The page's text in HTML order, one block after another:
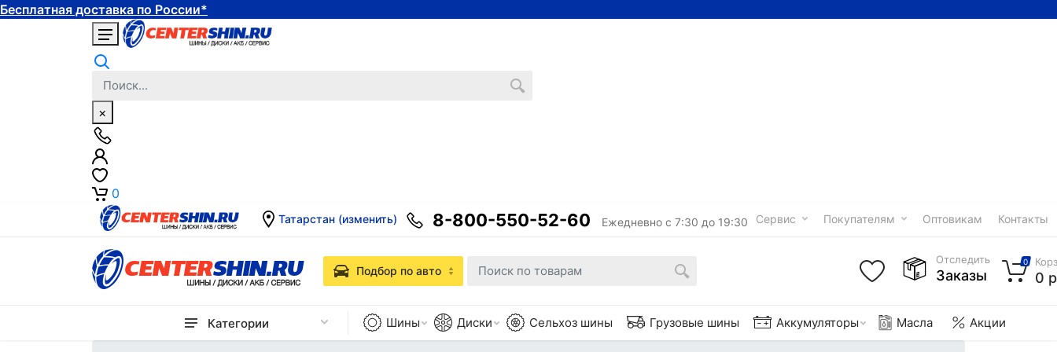
Бесплатная доставка по России*
×
0
Татарстан (изменить) 8-800-550-52-60 Ежедневно с 7:30 до 19:30 Сервис Покупателям Оптовикам Контакты
Категории Шины Диски Сельхоз шины Грузовые шины Аккумуляторы Масла Акции
Подбор по авто
Отследить
Заказы
0
0